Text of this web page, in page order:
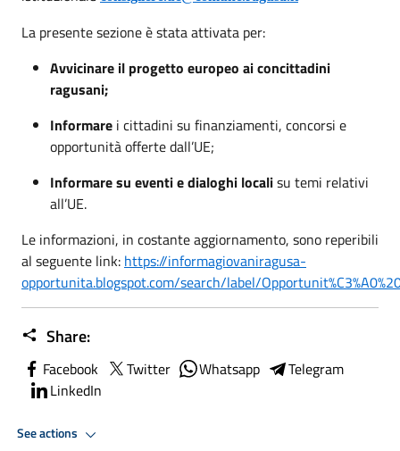
La presente sezione è stata attivata per:
Avvicinare il progetto europeo ai concittadini
ragusani;
Informare i cittadini su finanziamenti, concorsi e
opportunità offerte dall’UE;
Informare su eventi e dialoghi localisu temi relativi
all’UE.
Le informazioni, in costante aggiornamento, sono reperibili
al seguente link: https://informagiovaniragusa-
opportunita.blogspot.com/search/label/
Share:
Facebook Twitter Whatsapp
Telegram
LinkedIn
See actions